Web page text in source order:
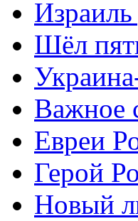
Шёл
Важное
Евреи
Герой
Новый